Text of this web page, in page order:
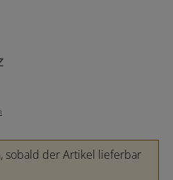
sobald der Artikel lieferbar